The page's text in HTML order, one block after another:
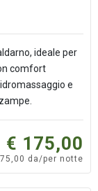
ideale per
comfort
e
€ 175,00
da/per notte